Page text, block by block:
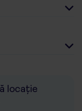
locație